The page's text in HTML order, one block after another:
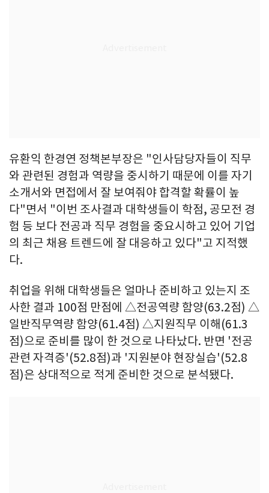
유환익 한경연 정책본부장은 "인사담당자들이 직무
와 관련된 경험과 역량을 중시하기 때문에 이를 자기
소개서와 면접에서 잘 보여줘야 합격할 확률이 높
다"면서 "이번 조사결과 대학생들이 학점, 공모전 경
험 등 보다 전공과 직무 경험을 중요시하고 있어 기업
의 최근 채용 트렌드에 잘 대응하고 있다"고 지적했
다.
취업을 위해 대학생들은 얼마나 준비하고 있는지 조
사한 결과 100점 만점에 △전공역량 함양(63.2점) △
일반직무역량 함양(61.4점) △지원직무 이해(61.3
점)으로 준비를 많이 한 것으로 나타났다. 반면 '전공
관련 자격증'(52.8점)과 '지원분야 현장실습'(52.8
점)은 상대적으로 적게 준비한 것으로 분석됐다.